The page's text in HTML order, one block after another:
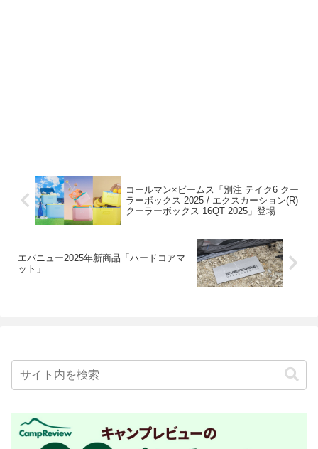
コールマン×ビームス「別注 テイク6 クー
ラーボックス 2025 / エクスカーション(R)
クーラーボックス 16QT 2025」登場
エバニュー2025年新商品「ハードコアマ
ット」